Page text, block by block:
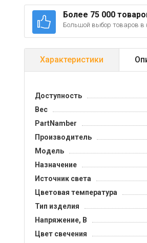
Более 75 000
Большой выбор товаров в
Характеристики
Доступность
Вес
PartNamber
Производитель
Модель
Назначение
Источник света
Цветовая температура
Тип изделия
Напряжение, B
Цвет свечения